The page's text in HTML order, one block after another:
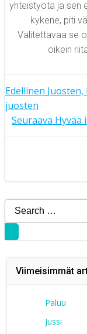
yhteistyötä ja sen
kykene, piti
Valitettavaa se
oikein
selaus
Edellinen Juosten,
juosten
Seuraava Hyvää
Search
for:
Viimeisimmät
Paluu
Jussi